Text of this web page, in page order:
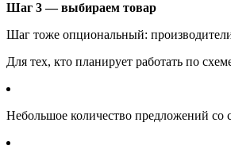
Шаг 3 — выбираем товар
Шаг тоже опциональный:
Для тех, кто планирует работать по
Небольшое количество предложений со